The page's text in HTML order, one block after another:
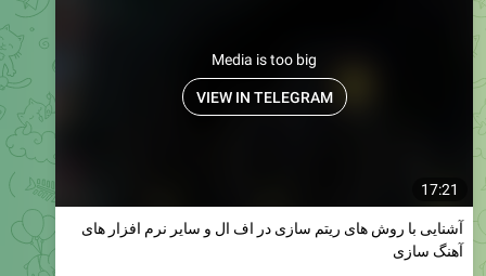
17:21
Media is too big
VIEW IN TELEGRAM
آشنایی با روش های ریتم سازی در اف ال و سایر نرم افزار های
آهنگ سازی